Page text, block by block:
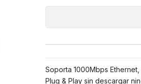
Soporta 1000Mbps
Plug & Play sin descargar